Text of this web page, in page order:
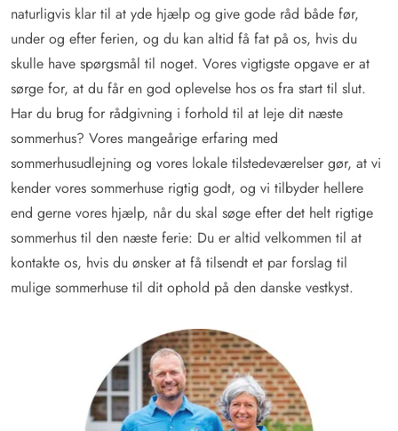
naturligvis klar til at yde hjælp og give gode råd både før,
under og efter ferien, og du kan altid få fat på os, hvis du
skulle have spørgsmål til noget. Vores vigtigste opgave er at
sørge for, at du får en god oplevelse hos os fra start til slut.
Har du brug for rådgivning i forhold til at leje dit næste
sommerhus? Vores mangeårige erfaring med
sommerhusudlejning og vores lokale tilstedeværelser gør, at vi
kender vores sommerhuse rigtig godt, og vi tilbyder hellere
end gerne vores hjælp, når du skal søge efter det helt rigtige
sommerhus til den næste ferie: Du er altid velkommen til at
kontakte os, hvis du ønsker at få tilsendt et par forslag til
mulige sommerhuse til dit ophold på den danske vestkyst.